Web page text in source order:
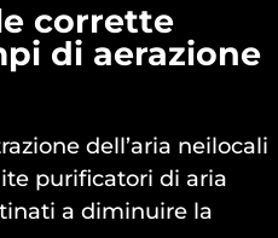
corrette
di aerazione
dell’aria neilocali
purificatori di aria
a diminuire la